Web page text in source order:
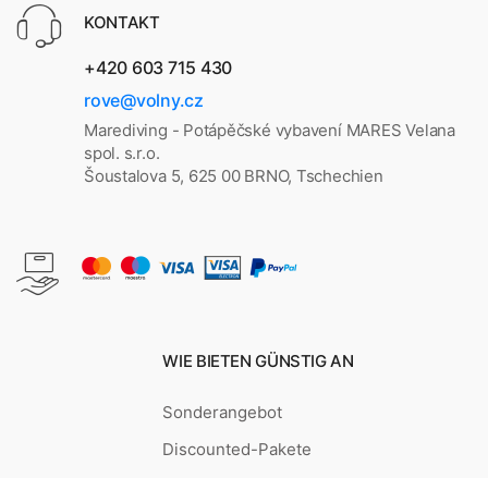
KONTAKT
+420 603 715 430
rove@volny.cz
Marediving - Potápěčské vybavení MARES Velana
spol. s.r.o.
Šoustalova 5, 625 00 BRNO, Tschechien
WIE BIETEN GÜNSTIG AN
Sonderangebot
Discounted-Pakete